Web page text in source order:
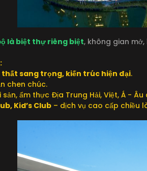
là biệt thự riêng biệt, không gian mở,
sang trọng, kiến trúc hiện đại.
chen chúc.
sản, ẩm thực Địa Trung Hải, Việt, Á - Âu
Kid’s Club – dịch vụ cao cấp chiều